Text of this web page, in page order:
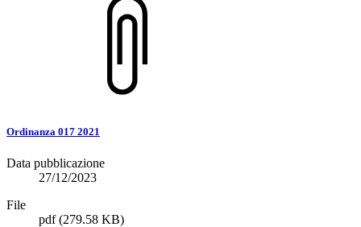
Ordinanza 017 2021
Data pubblicazione
27/12/2023
File
pdf(279.58 KB)